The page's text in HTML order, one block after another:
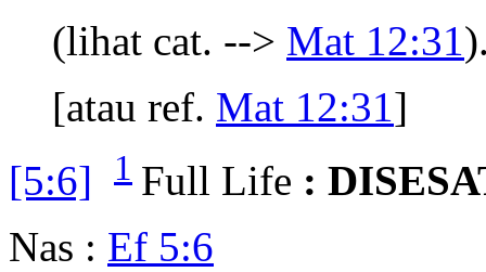
(lihat cat. --> Mat 12:31
[atau ref. Mat 12:31]
[5:6]
1 Full Life :
Nas : Ef 5:6